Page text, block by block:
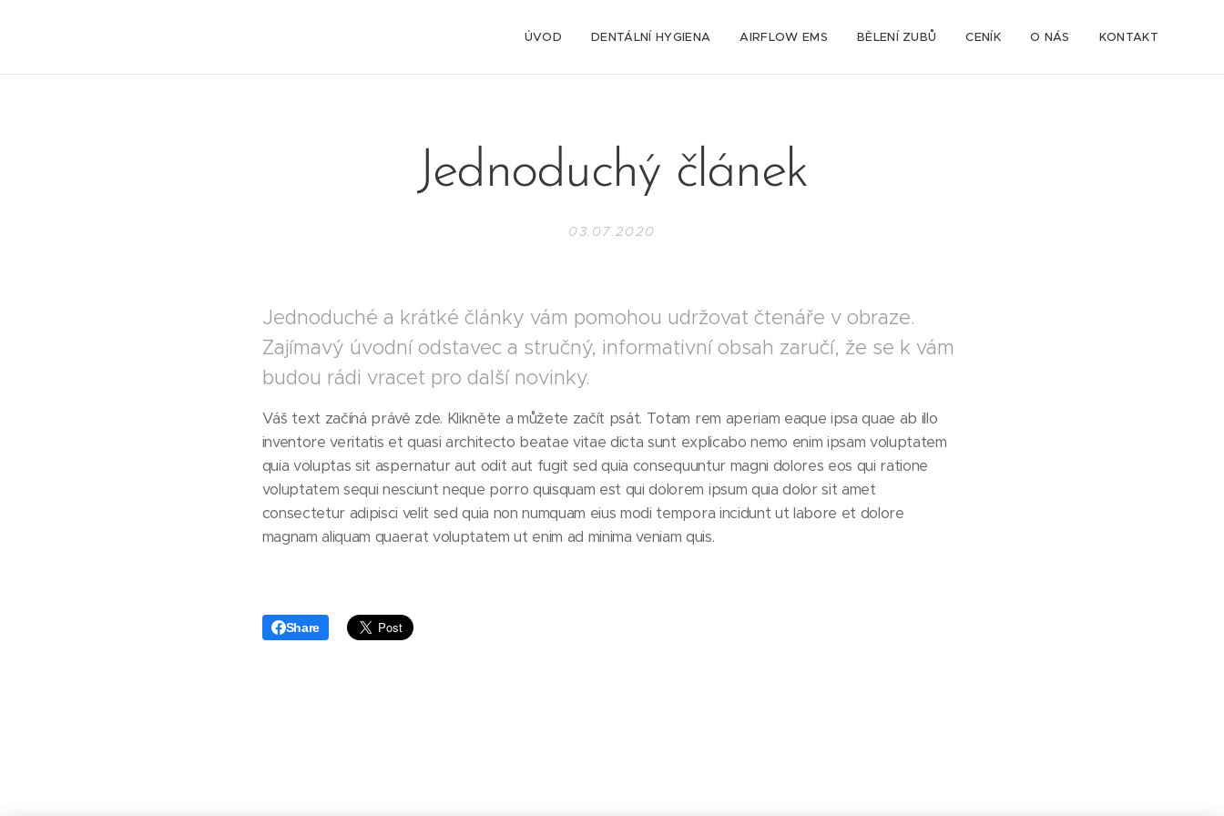
ÚVOD DENTÁLNÍ HYGIENA AIRFLOW EMS BĚLENÍ ZUBŮ CENÍK O NÁS KONTAKT
Jednoduchý článek
03.07.2020
Jednoduché a krátké články vám pomohou udržovat čtenáře v obraze.
Zajímavý úvodní odstavec a stručný, informativní obsah zaručí, že se k vám
budou rádi vracet pro další novinky.
Váš text začíná právě zde. Klikněte a můžete začít psát. Totam rem aperiam eaque ipsa quae ab illo
inventore veritatis et quasi architecto beatae vitae dicta sunt explicabo nemo enim ipsam voluptatem
quia voluptas sit aspernatur aut odit aut fugit sed quia consequuntur magni dolores eos qui ratione
voluptatem sequi nesciunt neque porro quisquam est qui dolorem ipsum quia dolor sit amet
consectetur adipisci velit sed quia non numquam eius modi tempora incidunt ut labore et dolore
magnam aliquam quaerat voluptatem ut enim ad minima veniam quis.
Share